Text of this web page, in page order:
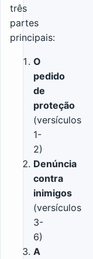
três
partes
principais:
O
pedido
de
proteção
(versículos
1-
2)
Denúncia
contra
inimigos
(versículos
3-
6)
A